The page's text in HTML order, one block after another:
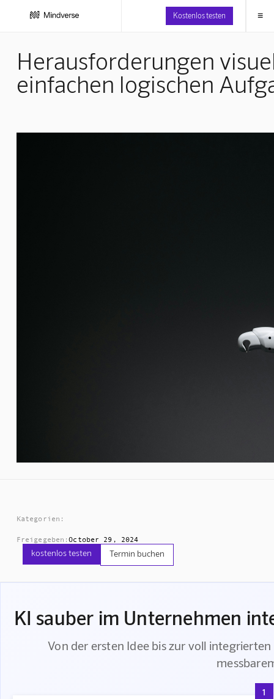
Kostenlos testen ≡
Herausforderungen
einfachen logischen
Kategorien:
Freigegeben:October 29, 2024
kostenlos testen Termin buchen
KI sauber im Unternehmen
Von der ersten Idee bis zur voll
1